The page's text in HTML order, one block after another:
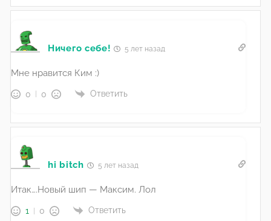
Ничего себе! 5 лет назад
Мне нравится Ким :)
0 0 Ответить
hi bitch 5 лет назад
Итак….Новый шип — Максим. Лол
1 0 Ответить